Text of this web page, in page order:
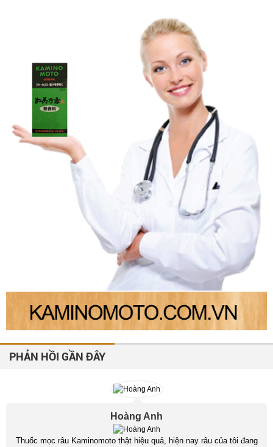
PHẢN HỒI GẦN ĐÂY
Hoàng Anh
Thuốc mọc râu Kaminomoto thật hiệu quả, hiện nay râu của tôi đang